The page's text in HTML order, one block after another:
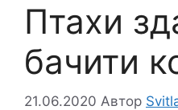
Птахи
бачити
21.06.2020 Автор